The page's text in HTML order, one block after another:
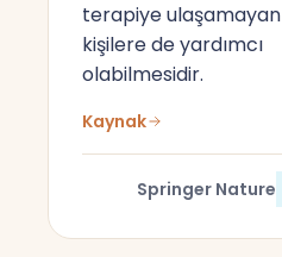
terapiye ulaşamayan
kişilere de yardımcı
olabilmesidir.
Kaynak
Springer Nature